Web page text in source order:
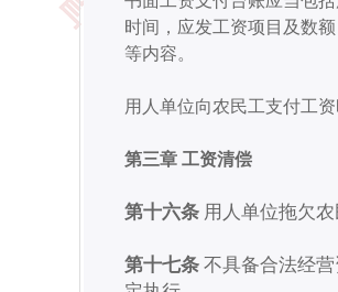
时间，应发工资项目及数
等内容。
用人单位向农民工支付工
第三章 工资清偿
第十六条 用人单位拖欠
第十七条 不具备合法经